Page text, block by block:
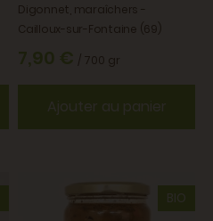
Digonnet, maraîchers -
Cailloux-sur-Fontaine (69)
7,90 € / 700 gr
Ajouter au panier
BIO